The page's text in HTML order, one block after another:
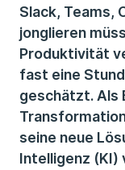
Slack, Teams,
jonglieren
Produktivität
fast eine
geschätzt. Als
seine neue
Intelligenz (KI)